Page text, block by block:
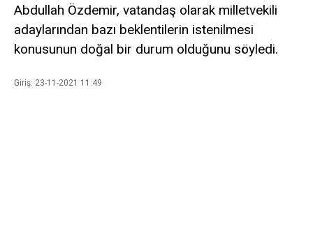
Abdullah Özdemir, vatandaş olarak milletvekili
adaylarından bazı beklentilerin istenilmesi
konusunun doğal bir durum olduğunu söyledi.
Giriş: 23-11-2021 11:49